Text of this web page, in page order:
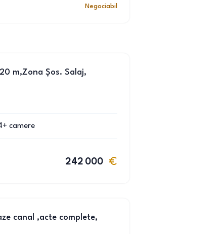
Negociabil
m,Zona Șos. Salaj,
camere
242 000
canal ,acte complete,